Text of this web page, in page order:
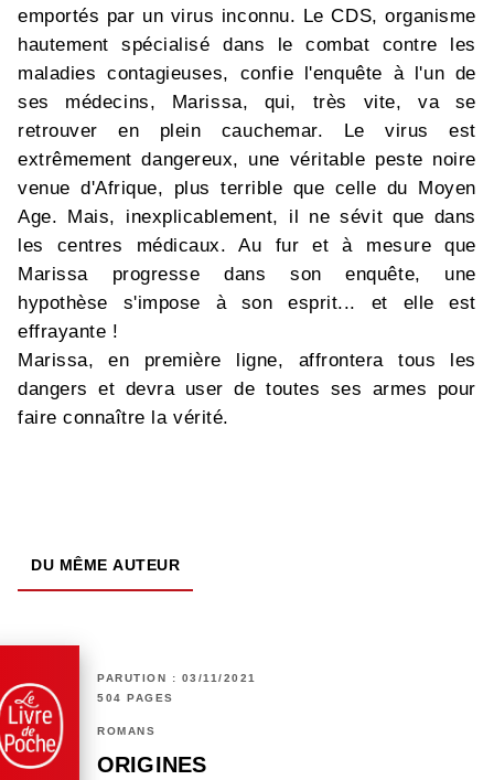
emportés par un virus inconnu. Le CDS, organisme
hautement spécialisé dans le combat contre les
maladies contagieuses, confie l'enquête à l'un de
ses médecins, Marissa, qui, très vite, va se
retrouver en plein cauchemar. Le virus est
extrêmement dangereux, une véritable peste noire
venue d'Afrique, plus terrible que celle du Moyen
Age. Mais, inexplicablement, il ne sévit que dans
les centres médicaux. Au fur et à mesure que
Marissa progresse dans son enquête, une
hypothèse s'impose à son esprit... et elle est
effrayante !
Marissa, en première ligne, affrontera tous les
dangers et devra user de toutes ses armes pour
faire connaître la vérité.
DU MÊME AUTEUR
PARUTION : 03/11/2021
504 PAGES
ROMANS
ORIGINES